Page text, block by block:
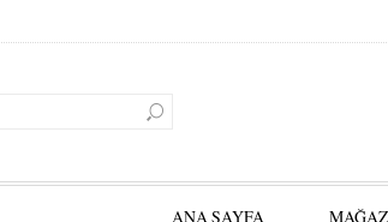
ANA SAYFA